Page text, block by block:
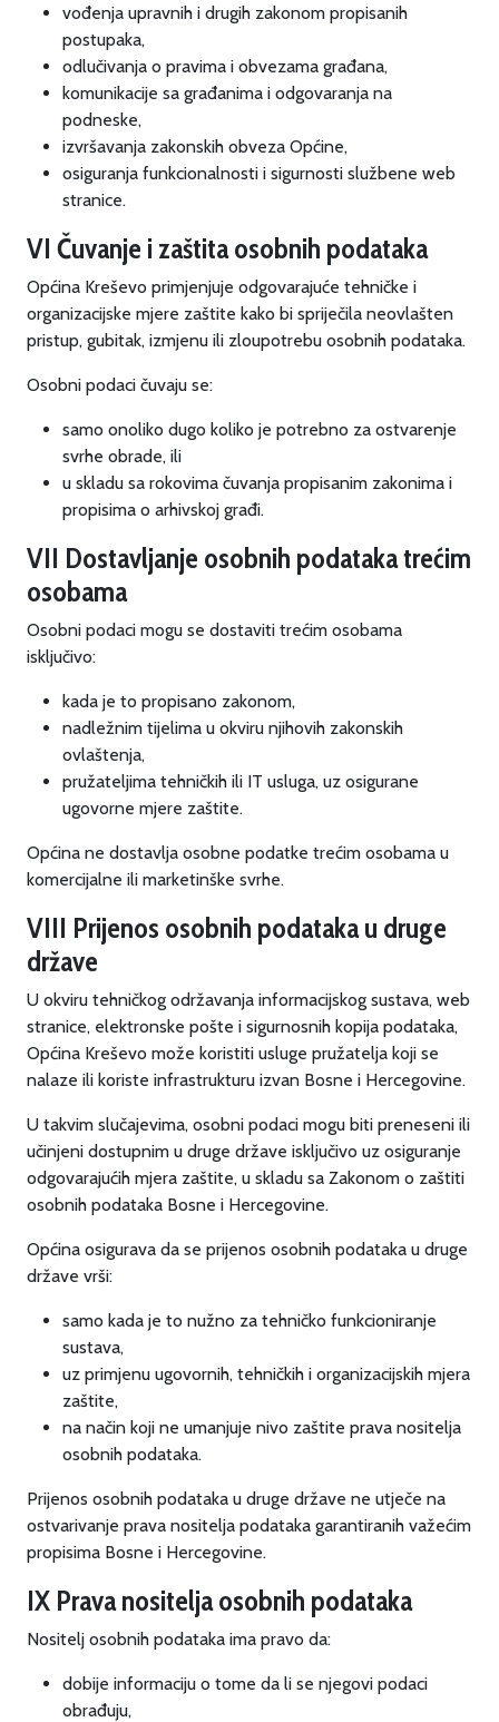
vođenja upravnih i drugih zakonom propisanih
postupaka,
odlučivanja o pravima i obvezama građana,
komunikacije sa građanima i odgovaranja na
podneske,
izvršavanja zakonskih obveza Općine,
osiguranja funkcionalnosti i sigurnosti službene web
stranice.
VI Čuvanje i zaštita osobnih podataka
Općina Kreševo primjenjuje odgovarajuće tehničke i
organizacijske mjere zaštite kako bi spriječila neovlašten
pristup, gubitak, izmjenu ili zloupotrebu osobnih podataka.
Osobni podaci čuvaju se:
samo onoliko dugo koliko je potrebno za ostvarenje
svrhe obrade, ili
u skladu sa rokovima čuvanja propisanim zakonima i
propisima o arhivskoj građi.
VII Dostavljanje osobnih podataka trećim
osobama
Osobni podaci mogu se dostaviti trećim osobama
isključivo:
kada je to propisano zakonom,
nadležnim tijelima u okviru njihovih zakonskih
ovlaštenja,
pružateljima tehničkih ili IT usluga, uz osigurane
ugovorne mjere zaštite.
Općina ne dostavlja osobne podatke trećim osobama u
komercijalne ili marketinške svrhe.
VIII Prijenos osobnih podataka u druge
države
U okviru tehničkog održavanja informacijskog sustava, web
stranice, elektronske pošte i sigurnosnih kopija podataka,
Općina Kreševo može koristiti usluge pružatelja koji se
nalaze ili koriste infrastrukturu izvan Bosne i Hercegovine.
U takvim slučajevima, osobni podaci mogu biti preneseni ili
učinjeni dostupnim u druge države isključivo uz osiguranje
odgovarajućih mjera zaštite, u skladu sa Zakonom o zaštiti
osobnih podataka Bosne i Hercegovine.
Općina osigurava da se prijenos osobnih podataka u druge
države vrši:
samo kada je to nužno za tehničko funkcioniranje
sustava,
uz primjenu ugovornih, tehničkih i organizacijskih mjera
zaštite,
na način koji ne umanjuje nivo zaštite prava nositelja
osobnih podataka.
Prijenos osobnih podataka u druge države ne utječe na
ostvarivanje prava nositelja podataka garantiranih važećim
propisima Bosne i Hercegovine.
IX Prava nositelja osobnih podataka
Nositelj osobnih podataka ima pravo da:
dobije informaciju o tome da li se njegovi podaci
obrađuju,